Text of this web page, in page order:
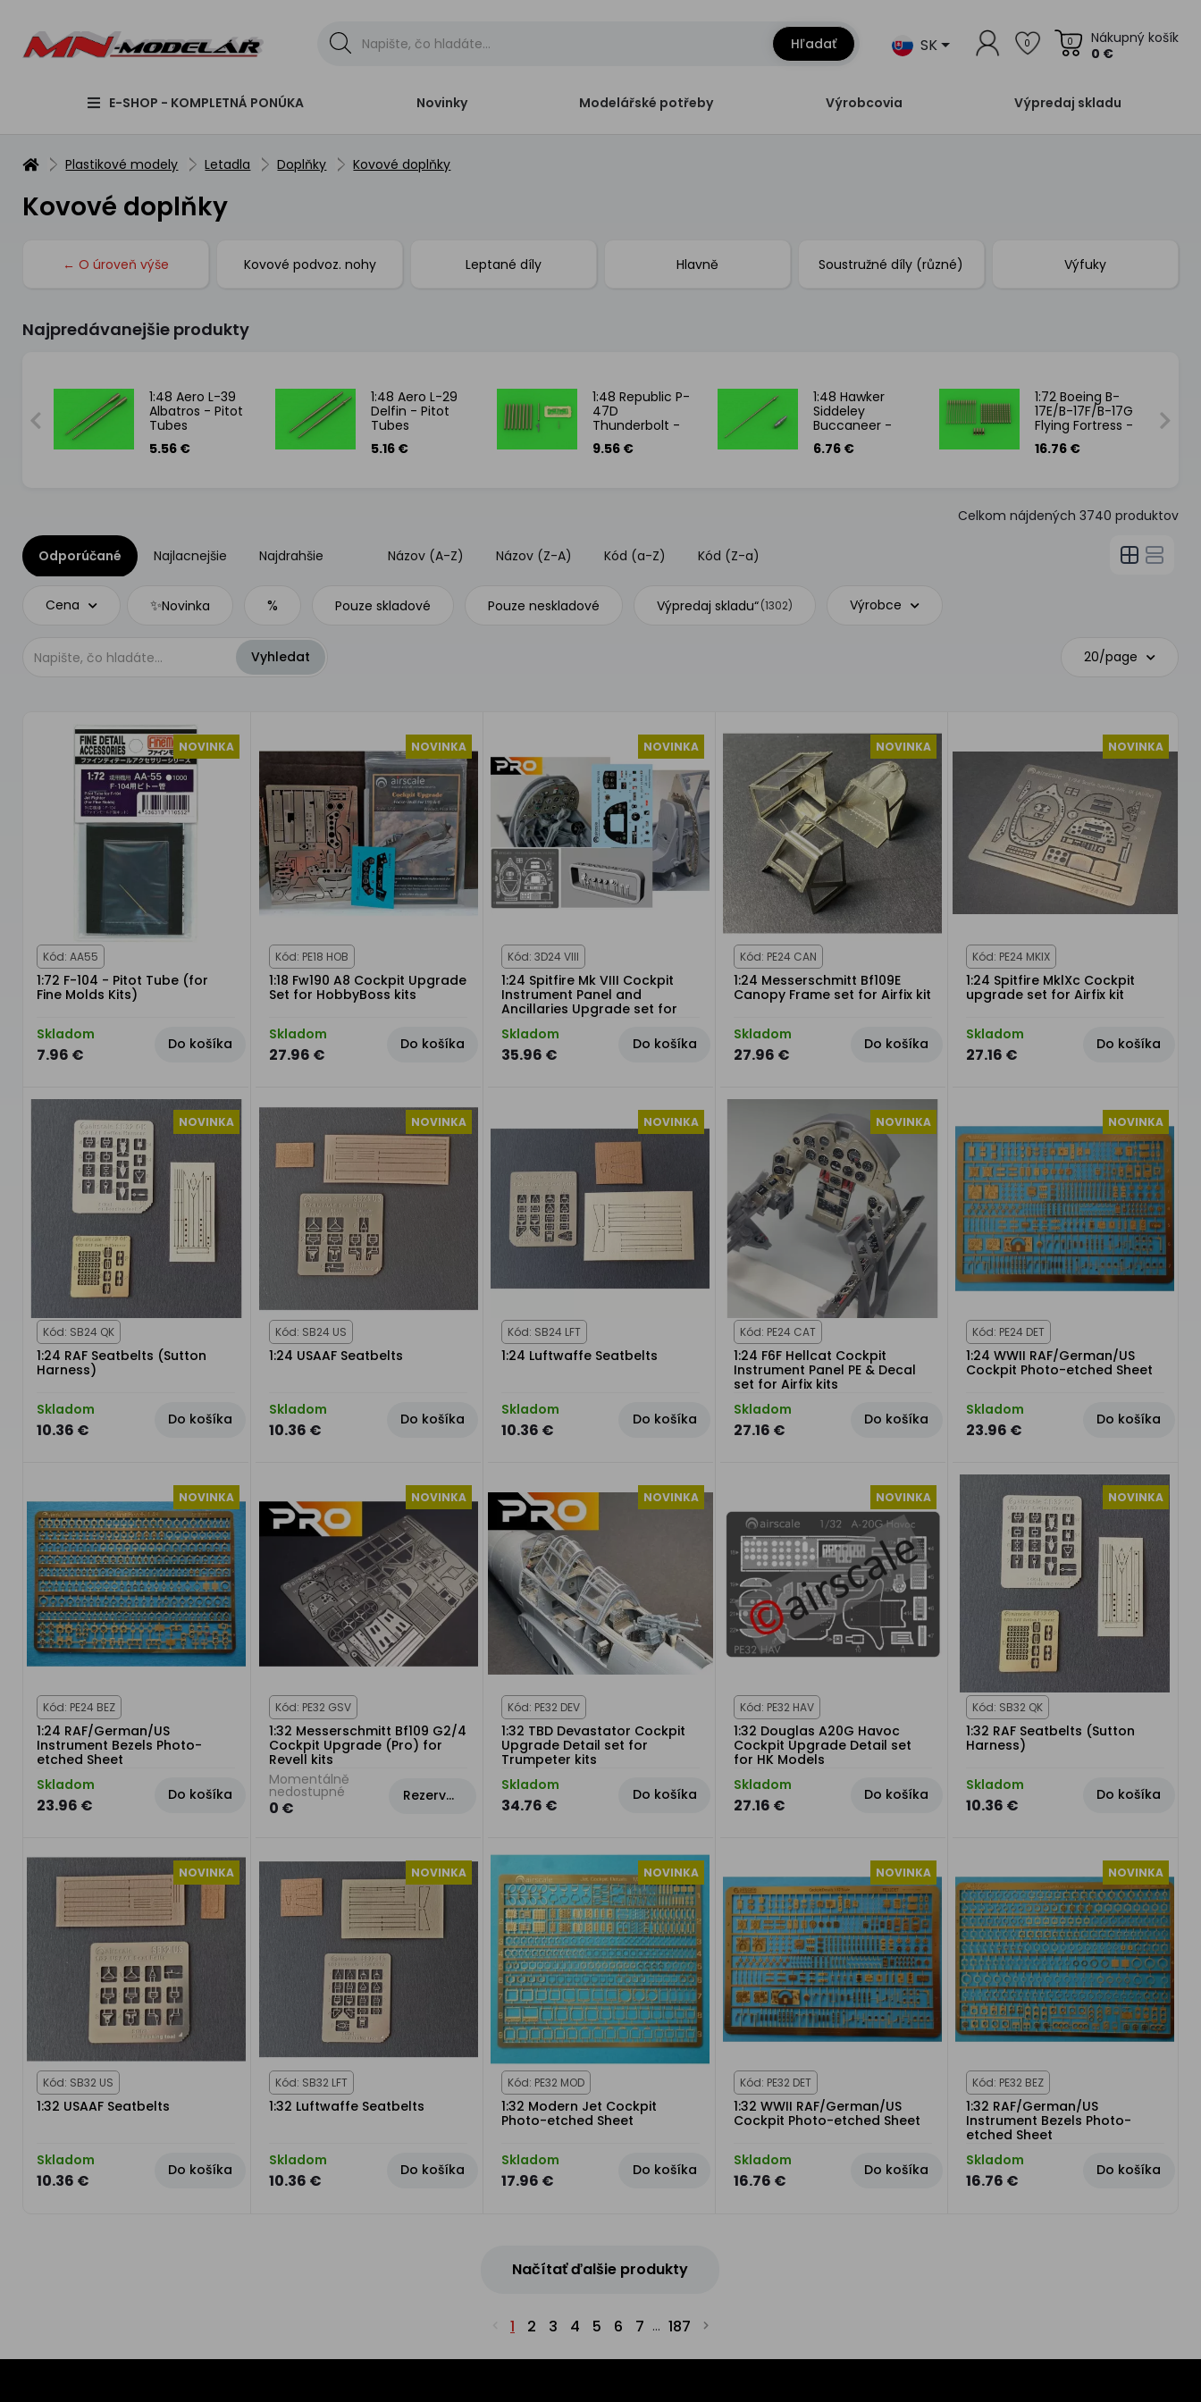
Hľadať SK 0
Nákupný košík
0 €
0
E-SHOP - KOMPLETNÁ PONÚKA Novinky Modelářské potřeby Výrobcovia Výpredaj skladu
Plastikové modely Letadla Doplňky Kovové doplňky
Kovové doplňky
← O úroveň výše Kovové podvoz. nohy Leptané díly Hlavně Soustružné díly (různé) Výfuky
Najpredávanejšie produkty
for
1:48 Aero L-39
Albatros - Pitot
Tubes
5.56 €
1:48 Aero L-29
Delfin - Pitot
Tubes
5.16 €
1:48 Republic P-
47D
Thunderbolt -
Browning .50
blast tubes,
9.56 €
1:48 Hawker
Siddeley
Buccaneer -
Pitot Tube and
Refueling Probe
6.76 €
1:72 Boeing B-
17E/B-17F/B-17G
Flying Fortress -
machine gun
set - Browning
16.76 €
Celkom nájdených 3740 produktov
Odporúčané Najlacnejšie Najdrahšie Názov (A-Z) Názov (Z-A) Kód (a-Z) Kód (Z-a)
Cena ✨Novinka % Pouze skladové Pouze neskladové Výpredaj skladu“(1302) Výrobce
20/page
NOVINKA
Kód: AA55
1:72 F-104 - Pitot Tube (for
Fine Molds Kits)
Skladom
7.96 €
Do košíka
NOVINKA
Kód: PE18 HOB
1:18 Fw190 A8 Cockpit Upgrade
Set for HobbyBoss kits
Skladom
27.96 €
Do košíka
NOVINKA
Kód: 3D24 VIII
1:24 Spitfire Mk VIII Cockpit
Instrument Panel and
Ancillaries Upgrade set for
Skladom
35.96 €
Do košíka
NOVINKA
Kód: PE24 CAN
1:24 Messerschmitt Bf109E
Canopy Frame set for Airfix kit
Skladom
27.96 €
Do košíka
NOVINKA
Kód: PE24 MKlX
1:24 Spitfire MklXc Cockpit
upgrade set for Airfix kit
Skladom
27.16 €
Do košíka
NOVINKA
Kód: SB24 QK
1:24 RAF Seatbelts (Sutton
Harness)
Skladom
10.36 €
Do košíka
NOVINKA
Kód: SB24 US
1:24 USAAF Seatbelts
Skladom
10.36 €
Do košíka
NOVINKA
Kód: SB24 LFT
1:24 Luftwaffe Seatbelts
Skladom
10.36 €
Do košíka
NOVINKA
Kód: PE24 CAT
1:24 F6F Hellcat Cockpit
Instrument Panel PE & Decal
set for Airfix kits
Skladom
27.16 €
Do košíka
NOVINKA
Kód: PE24 DET
1:24 WWII RAF/German/US
Cockpit Photo-etched Sheet
Skladom
23.96 €
Do košíka
NOVINKA
Kód: PE24 BEZ
1:24 RAF/German/US
Instrument Bezels Photo-
etched Sheet
Skladom
23.96 €
Do košíka
NOVINKA
Kód: PE32 GSV
1:32 Messerschmitt Bf109 G2/4
Cockpit Upgrade (Pro) for
Revell kits
Momentálně
nedostupné
0 €
Rezervovat
NOVINKA
Kód: PE32 DEV
1:32 TBD Devastator Cockpit
Upgrade Detail set for
Trumpeter kits
Skladom
34.76 €
Do košíka
NOVINKA
Kód: PE32 HAV
1:32 Douglas A20G Havoc
Cockpit Upgrade Detail set
for HK Models
Skladom
27.16 €
Do košíka
NOVINKA
Kód: SB32 QK
1:32 RAF Seatbelts (Sutton
Harness)
Skladom
10.36 €
Do košíka
NOVINKA
Kód: SB32 US
1:32 USAAF Seatbelts
Skladom
10.36 €
Do košíka
NOVINKA
Kód: SB32 LFT
1:32 Luftwaffe Seatbelts
Skladom
10.36 €
Do košíka
NOVINKA
Kód: PE32 MOD
1:32 Modern Jet Cockpit
Photo-etched Sheet
Skladom
17.96 €
Do košíka
NOVINKA
Kód: PE32 DET
1:32 WWII RAF/German/US
Cockpit Photo-etched Sheet
Skladom
16.76 €
Do košíka
NOVINKA
Kód: PE32 BEZ
1:32 RAF/German/US
Instrument Bezels Photo-
etched Sheet
Skladom
16.76 €
Do košíka
Načítať ďalšie produkty
1 2 3 4 5 6 7 ... 187